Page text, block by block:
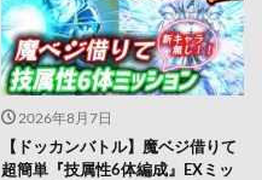
2026年8月7日
【ドッカンバトル】魔ベジ借りて
超簡単『技属性6体編成』EXミッ